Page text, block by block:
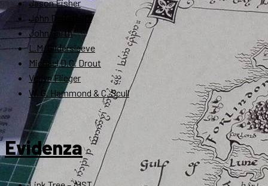
Jason Fisher
John D. Rateliff
John Garth
L.M. Gildersleeve
Michael D.C. Drout
Verlyn Flieger
W. G. Hammond & C. Scull
Evidenza